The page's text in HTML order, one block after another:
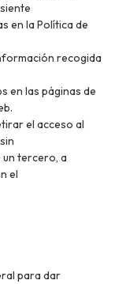
en la Política de
recogida
en las páginas de
el acceso al
tercero, a
el
para dar